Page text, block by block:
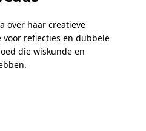
over haar creatieve
reflecties en dubbele
die wiskunde en